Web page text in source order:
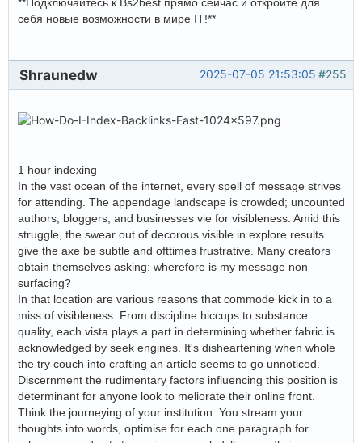
себя новые возможности в мире IT!**
#255
2025-07-05 21:53:05
Shraunedw
1 hour indexing
In the vast ocean of the internet, every spell of message strives
for attending. The appendage landscape is crowded; uncounted
authors, bloggers, and businesses vie for visibleness. Amid this
struggle, the swear out of decorous visible in explore results
give the axe be subtle and ofttimes frustrative. Many creators
obtain themselves asking: wherefore is my message non
surfacing?
In that location are various reasons that commode kick in to a
miss of visibleness. From discipline hiccups to substance
quality, each vista plays a part in determining whether fabric is
acknowledged by seek engines. It's disheartening when whole
the try couch into crafting an article seems to go unnoticed.
Discernment the rudimentary factors influencing this position is
determinant for anyone look to meliorate their online front.
Think the journeying of your institution. You stream your
thoughts into words, optimise for each one paragraph for